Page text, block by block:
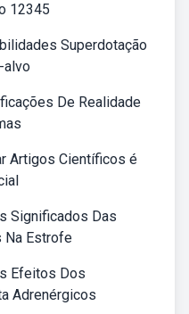
12345
Superdotação
alvo
De Realidade
Artigos Científicos é
Significados Das
Na Estrofe
Efeitos Dos
Adrenérgicos